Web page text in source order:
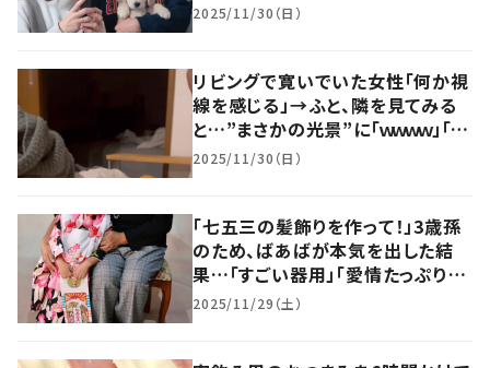
2025/11/30（日）
リビングで寛いでいた女性「何か視
線を感じる」→ふと、隣を見てみる
と…”まさかの光景”に「ｗｗｗｗ」「ジ
ワジワくるｗ」「なーんだ人間か」
2025/11/30（日）
「七五三の髪飾りを作って！」3歳孫
のため、ばあばが本気を出した結
果…「すごい器用」「愛情たっぷり！」
「素晴らしい」
2025/11/29（土）